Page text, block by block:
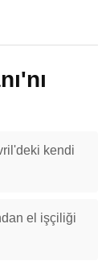
kendi
el işçiliği